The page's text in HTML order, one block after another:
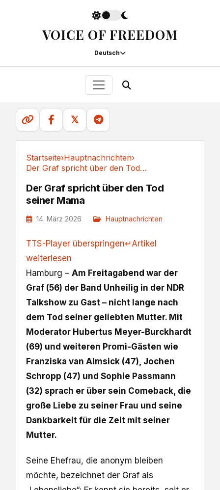
VOICE OF FREEDOM
Deutsch
𝕏
Startseite›Hauptnachrichten›
Der Graf spricht über den Tod seiner Mama
Der Graf spricht über den Tod
seiner Mama
14. März 2026 Hauptnachrichten
TTS-Player überspringen↵Artikel
weiterlesen
Hamburg – Am Freitagabend war der
Graf (56) der Band Unheilig in der NDR
Talkshow zu Gast – nicht lange nach
dem Tod seiner geliebten Mutter. Mit
Moderator Hubertus Meyer-Burckhardt
(69) und weiteren Promi-Gästen wie
Franziska van Almsick (47), Jochen
Schropp (47) und Sophie Passmann
(32) sprach er über sein Comeback, die
große Liebe zu seiner Frau und seine
Dankbarkeit für die Zeit mit seiner
Mutter.
Seine Ehefrau, die anonym bleiben
möchte, bezeichnet der Graf als